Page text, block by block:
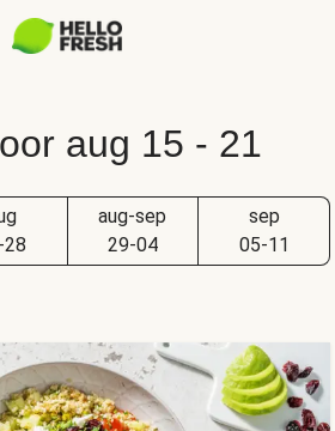
aug 15 - 21
aug-sep
29-04
sep
05-11